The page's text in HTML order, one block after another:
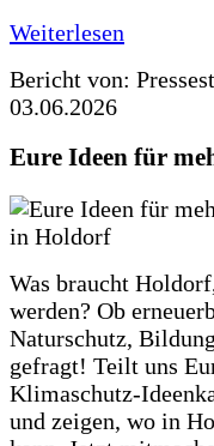
Weiterlesen
Bericht von:
03.06.2026
Eure Ideen für
Was braucht
werden? Ob
Naturschutz,
gefragt! Teilt uns
Klimaschutz-
und zeigen, wo in